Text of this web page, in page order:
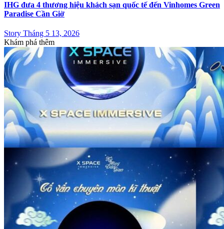
IHG đưa 4 thương hiệu khách sạn quốc tế đến Vinhomes Green
Paradise Cần Giờ
Story Tháng 5 13, 2026
Khám phá thêm